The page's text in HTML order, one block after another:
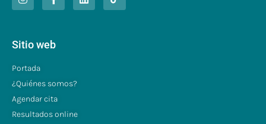
Sitio web
Portada
¿Quiénes somos?
Agendar cita
Resultados online